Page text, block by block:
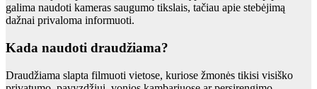
galima naudoti kameras saugumo tikslais, tačiau apie stebėjimą
dažnai privaloma informuoti.
Kada naudoti draudžiama?
Draudžiama slapta filmuoti vietose, kuriose žmonės tikisi visiško